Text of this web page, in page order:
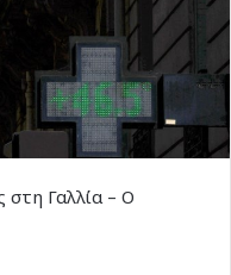
στη Γαλλία – Ο